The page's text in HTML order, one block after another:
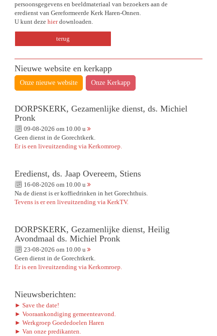
persoonsgegevens en beeldmateriaal van bezoekers aan de
eredienst van Gereformeerde Kerk Haren-Onnen.
U kunt deze hierdownloaden.
terug
Nieuwe website en kerkapp
Onze nieuwe website Onze Kerkapp
DORPSKERK, Gezamenlijke dienst, ds. Michiel
Pronk
09-08-2026 om 10.00 u
Geen dienst in de Gorechtkerk.
Er is een liveuitzending via Kerkomroep.
Eredienst, ds. Jaap Overeem, Stiens
16-08-2026 om 10.00 u
Na de dienst is er koffiedrinken in het Gorechthuis.
Tevens is er een liveuitzending via KerkTV.
DORPSKERK, Gezamenlijke dienst, Heilig
Avondmaal ds. Michiel Pronk
23-08-2026 om 10.00 u
Geen dienst in de Gorechtkerk.
Er is een liveuitzending via Kerkomroep.
Nieuwsberichten:
► Save the date!
► Vooraankondiging gemeenteavond.
► Werkgroep Goededoelen Haren
► Van onze predikanten.